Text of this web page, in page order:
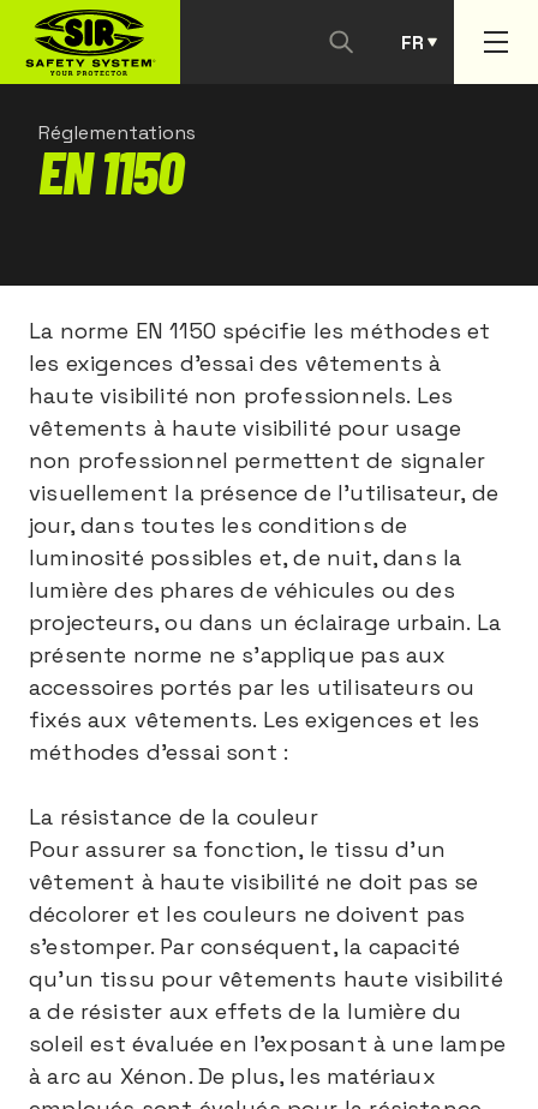
FR
PT
Réglementations
EN 1150
La norme EN 1150 spécifie les méthodes et
les exigences d’essai des vêtements à
haute visibilité non professionnels. Les
vêtements à haute visibilité pour usage
non professionnel permettent de signaler
visuellement la présence de l'utilisateur, de
jour, dans toutes les conditions de
luminosité possibles et, de nuit, dans la
lumière des phares de véhicules ou des
projecteurs, ou dans un éclairage urbain. La
présente norme ne s'applique pas aux
accessoires portés par les utilisateurs ou
fixés aux vêtements. Les exigences et les
méthodes d’essai sont :
La résistance de la couleur
Pour assurer sa fonction, le tissu d’un
vêtement à haute visibilité ne doit pas se
décolorer et les couleurs ne doivent pas
s’estomper. Par conséquent, la capacité
qu’un tissu pour vêtements haute visibilité
a de résister aux effets de la lumière du
soleil est évaluée en l’exposant à une lampe
à arc au Xénon. De plus, les matériaux